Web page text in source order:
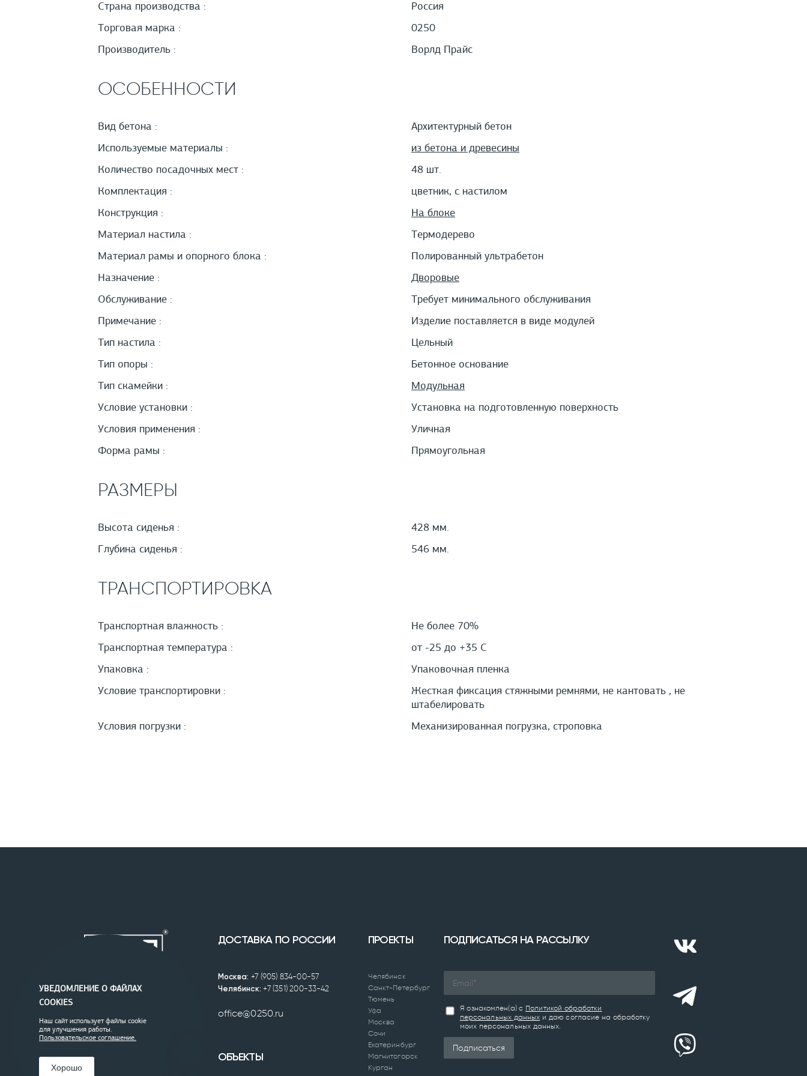
Страна производства :
Россия
Торговая марка :
0250
Производитель :
Ворлд Прайс
ОСОБЕННОСТИ
Вид бетона :
Архитектурный бетон
Используемые материалы :
из бетона и древесины
Количество посадочных мест :
48 шт.
Комплектация :
цветник, с настилом
Конструкция :
На блоке
Материал настила :
Термодерево
Материал рамы и опорного блока :
Полированный ультрабетон
Назначение :
Дворовые
Обслуживание :
Требует минимального обслуживания
Примечание :
Изделие поставляется в виде модулей
Тип настила :
Цельный
Тип опоры :
Бетонное основание
Тип скамейки :
Модульная
Условие установки :
Установка на подготовленную поверхность
Условия применения :
Уличная
Форма рамы :
Прямоугольная
РАЗМЕРЫ
Высота сиденья :
428 мм.
Глубина сиденья :
546 мм.
ТРАНСПОРТИРОВКА
Транспортная влажность :
Не более 70%
Транспортная температура :
от -25 до +35 С
Упаковка :
Упаковочная пленка
Условие транспортировки :
Жесткая фиксация стяжными ремнями, не кантовать , не
штабелировать
Условия погрузки :
Механизированная погрузка, строповка
ДОСТАВКА ПО РОССИИ
Москва: +7 (905) 834-00-57
Челябинск: +7 (351) 200-33-42
office@0250.ru
ОБЪЕКТЫ
ПРОЕКТЫ
Челябинск
Санкт-Петербург
Тюмень
Уфа
Москва
Сочи
Екатеринбург
Магнитогорск
Курган
ПОДПИСАТЬСЯ НА РАССЫЛКУ
Я ознакомлен(а) с Политикой обработки
персональных данных и даю согласие на обработку
моих персональных данных.
Подписаться
УВЕДОМЛЕНИЕ О ФАЙЛАХ
COOKIES
Наш сайт использует файлы cookie
для улучшения работы.
Пользовательское соглашение.
Хорошо